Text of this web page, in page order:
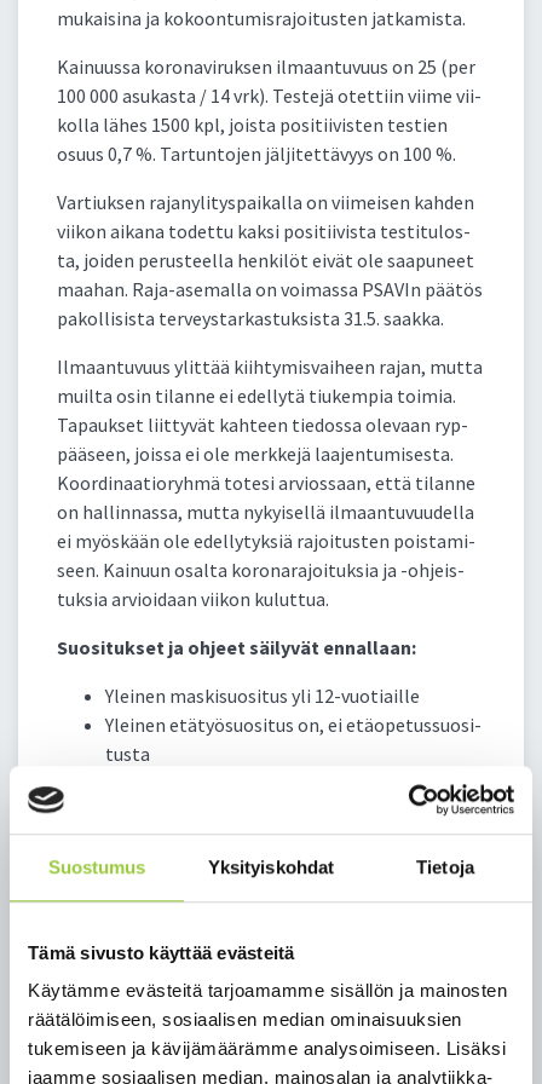
Suostumus Yksityiskohdat Tietoja
Tämä sivusto käyttää evästeitä
Käytämme evästeitä tarjoamamme sisällön ja mainosten
räätälöimiseen, sosiaalisen median ominaisuuksien
tukemiseen ja kävijämäärämme analysoimiseen. Lisäksi
jaamme sosiaalisen median, mainosalan ja analytiikka-
mu­kai­si­na ja ko­koon­tu­mis­ra­joi­tus­ten jat­ka­mis­ta.
Kai­nuus­sa ko­ro­na­vi­ruk­sen il­maan­tu­vuus on 25 (per
100 000 asu­kas­ta / 14 vrk). Tes­te­jä otet­tiin vii­me vii­
kol­la lä­hes 1500 kpl, jois­ta po­si­tii­vis­ten tes­tien
osuus 0,7 %. Tar­tun­to­jen jäl­ji­tet­tä­vyys on 100 %.
Var­tiuk­sen ra­ja­ny­li­tys­pai­kal­la on vii­mei­sen kah­den
vii­kon ai­ka­na to­det­tu kak­si po­si­tii­vis­ta tes­ti­tu­los­
ta, joi­den pe­rus­teel­la hen­ki­löt ei­vät ole saa­pu­neet
maa­han. Ra­ja-ase­mal­la on voi­mas­sa PSA­VIn pää­tös
pa­kol­li­sis­ta ter­veys­tar­kas­tuk­sis­ta 31.5. saak­ka.
Il­maan­tu­vuus ylit­tää kiih­ty­mis­vai­heen ra­jan, mut­ta
muil­ta osin ti­lan­ne ei edel­ly­tä tiu­kem­pia toi­mia.
Ta­pauk­set liit­ty­vät kah­teen tie­dos­sa ole­vaan ryp­
pää­seen, jois­sa ei ole merk­ke­jä laa­jen­tu­mi­ses­ta.
Koor­di­naa­tio­ryh­mä to­te­si ar­vios­saan, et­tä ti­lan­ne
on hal­lin­nas­sa, mut­ta ny­kyi­sel­lä il­maan­tu­vuu­del­la
ei myös­kään ole edel­ly­tyk­siä ra­joi­tus­ten pois­ta­mi­
seen. Kai­nuun osal­ta ko­ro­na­ra­joi­tuk­sia ja -oh­jeis­
tuk­sia ar­vioi­daan vii­kon ku­lut­tua.
Suo­si­tuk­set ja oh­jeet säi­ly­vät en­nal­laan:
Ylei­nen mas­ki­suo­si­tus yli 12-vuo­tiail­le
Ylei­nen etä­työ­suo­si­tus on, ei etäo­pe­tus­suo­si­
tus­ta
Suo­si­tus vält­tää maa­kun­ta­ra­jat ylit­tä­vää
mat­kus­ta­mis­ta. Ul­ko­maan­mat­kai­lu tu­lee ra­
joit­taa vain vält­tä­mät­tö­mään
Al­le 12-v ryh­mä­toi­min­nas­sa ei ole ra­joi­tus­
suo­si­tuk­sia, 12–17-v suo­si­tel­laan enin­tään 20
sia ryh­mien si­jaan (ikäih­mis­ten ryh­mä­lii­kun­
ta­toi­min­ta ul­ko­ti­lois­sa tur­va­vä­le­jä nou­dat­
taen voi käyn­nis­tyä uu­del­leen)
Yk­si­tyis­ti­lai­suuk­sis­sa vah­va suo­si­tus nou­dat­
taa tur­vae­täi­syyk­siä ja hy­gie­nia­käy­tän­tö­jä.